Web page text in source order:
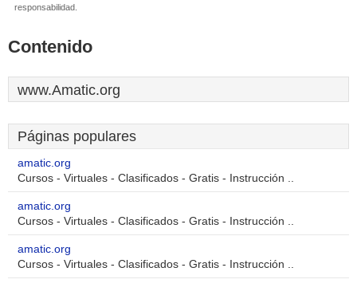
responsabilidad.
Contenido
www.Amatic.org
Páginas populares
amatic.org
Cursos - Virtuales - Clasificados - Gratis - Instrucción ..
amatic.org
Cursos - Virtuales - Clasificados - Gratis - Instrucción ..
amatic.org
Cursos - Virtuales - Clasificados - Gratis - Instrucción ..